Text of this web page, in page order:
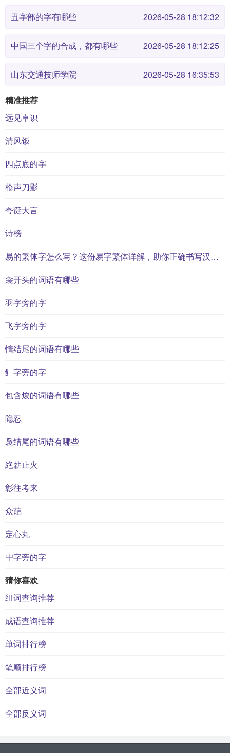
丑字部的字有哪些 2026-05-28 18:12:32
中国三个字的合成，都有哪些 2026-05-28 18:12:25
山东交通技师学院 2026-05-28 16:35:53
精准推荐
远见卓识
清风饭
四点底的字
枪声刀影
夸诞大言
诗榜
易的繁体字怎么写？这份易字繁体详解，助你正确书写汉字_汉字繁体学习
衾开头的词语有哪些
羽字旁的字
飞字旁的字
惰结尾的词语有哪些
飠字旁的字
包含焌的词语有哪些
隐忍
袅结尾的词语有哪些
絶薪止火
彰往考来
众葩
定心丸
屮字旁的字
猜你喜欢
组词查询推荐
成语查询推荐
单词排行榜
笔顺排行榜
全部近义词
全部反义词